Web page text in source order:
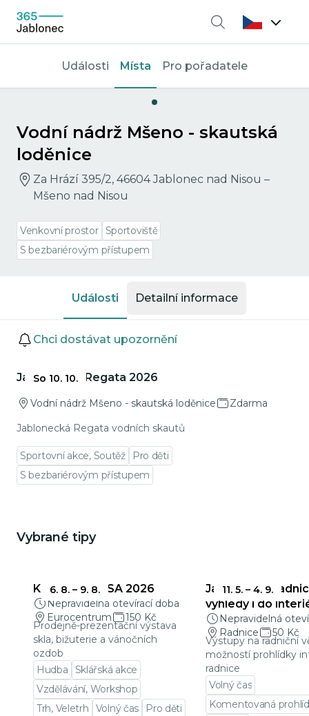
Vyhledávání
Události Místa Pro pořadatele
Vodní nádrž Mšeno - skautská
loděnice
Za Hrází 395/2, 46604 Jablonec nad Nisou –
Mšeno nad Nisou
Venkovní prostor Sportoviště
S bezbariérovým přístupem
Události Detailní informace
Události
Chci dostávat upozornění
Jablonecká Regata 2026
Vodní nádrž Mšeno - skautská loděnice
Zdarma
Jablonecká Regata vodních skautů
Sportovní akce, Soutěž
Pro děti
S bezbariérovým přístupem
So 10. 10.
Vybrané tipy
6. 8. – 9. 8.
KŘEHKÁ KRÁSA 2026
Nepravidelná otevírací doba
Eurocentrum
150 Kč
Prodejně-prezentační výstava
skla, bižuterie a vánočních
ozdob
Hudba
Sklářská akce
Vzdělávání, Workshop
Trh, Veletrh
Volný čas
Pro děti
11. 5. – 4. 9.
Jablonecká
výhledy i do
Nepravidelná
Radnice
50 Kč
Výstupy na radniční
možností prohlídky
radnice
Volný čas
Komentovaná